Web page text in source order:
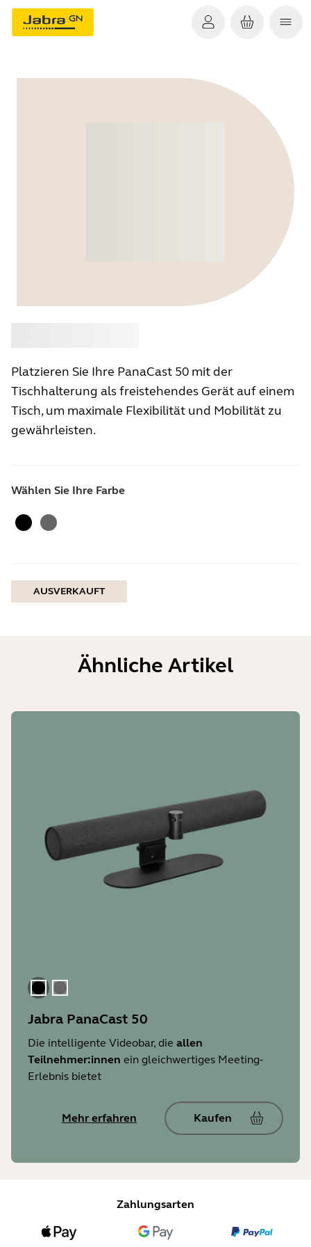
Platzieren Sie Ihre PanaCast 50 mit der
Tischhalterung als freistehendes Gerät auf einem
Tisch, um maximale Flexibilität und Mobilität zu
gewährleisten.
Wählen Sie Ihre Farbe
Schwarz
Grau
AUSVERKAUFT
Ähnliche Artikel
Schwarz
Grau
Jabra PanaCast 50
Die intelligente Videobar, die allen
Teilnehmer:innen ein gleichwertiges Meeting-
Erlebnis bietet
Mehr erfahren Kaufen
Zahlungsarten